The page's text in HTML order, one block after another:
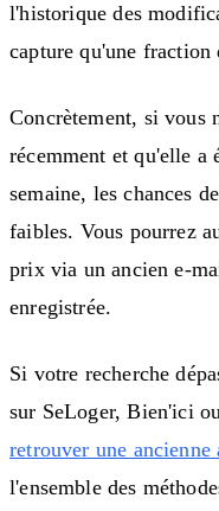
l'historique des
capture qu'une fraction
Concrètement, si vous
récemment et qu'elle a
semaine, les chances
faibles. Vous pourrez
prix via un ancien e-
enregistrée.
Si votre recherche
sur SeLoger, Bien'ici
retrouver une
l'ensemble des